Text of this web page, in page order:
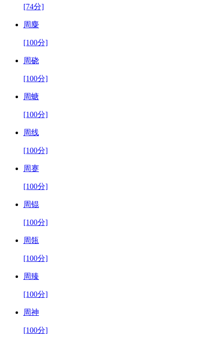
[74分]
周麋
[100分]
周硗
[100分]
周螗
[100分]
周线
[100分]
周蹇
[100分]
周锟
[100分]
周瓴
[100分]
周臻
[100分]
周神
[100分]